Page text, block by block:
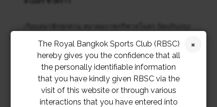
บาร์ห้องบิลเลียด
ตั้งแต่วันพุธที่ 22 ตุลาคม 2568 ถึง วันจันทร์ที่ 10
พฤศจิกายน 2568
ห้องบิลเลียดยังคงเปิดบริการให้ตามปกติ
The Royal Bangkok Sports Club (RBSC)
hereby gives you the confidence that all
the personally identifiable information
that you have kindly given RBSC via the
visit of this website or through various
interactions that you have entered into